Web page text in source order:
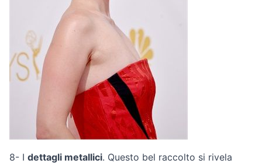
8- I dettagli metallici. Questo bel raccolto si rivela